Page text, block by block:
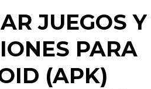
JUEGOS Y
PARA
(APK)